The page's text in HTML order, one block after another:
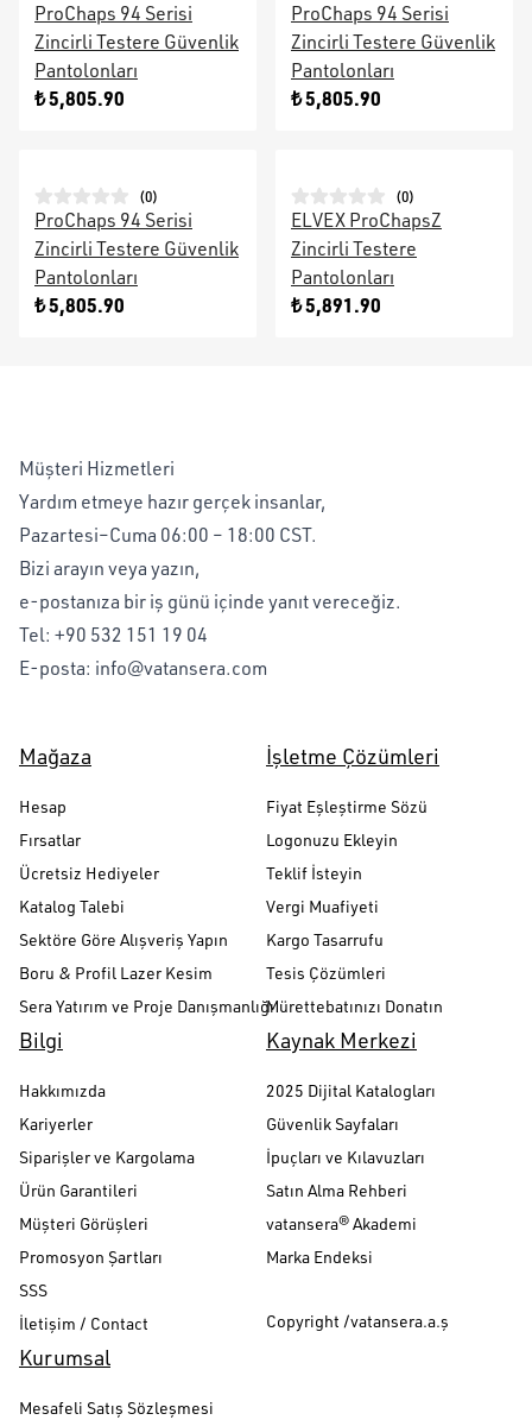
ProChaps 94 Serisi
Zincirli Testere Güvenlik
Pantolonları
₺ 5,805.90
ProChaps 94 Serisi
Zincirli Testere Güvenlik
Pantolonları
₺ 5,805.90
(0)
ProChaps 94 Serisi
Zincirli Testere Güvenlik
Pantolonları
₺ 5,805.90
(0)
ELVEX ProChapsZ
Zincirli Testere
Pantolonları
₺ 5,891.90
Müşteri Hizmetleri
Yardım etmeye hazır gerçek insanlar,
Pazartesi–Cuma 06:00 – 18:00 CST.
Bizi arayın veya yazın,
e-postanıza bir iş günü içinde yanıt vereceğiz.
Tel: +90 532 151 19 04
E-posta: info@vatansera.com
Mağaza
Hesap
Fırsatlar
Ücretsiz Hediyeler
Katalog Talebi
Sektöre Göre Alışveriş Yapın
Boru & Profil Lazer Kesim
Sera Yatırım ve Proje Danışmanlığı
İşletme Çözümleri
Fiyat Eşleştirme Sözü
Logonuzu Ekleyin
Teklif İsteyin
Vergi Muafiyeti
Kargo Tasarrufu
Tesis Çözümleri
Mürettebatınızı Donatın
Bilgi
Hakkımızda
Kariyerler
Siparişler ve Kargolama
Ürün Garantileri
Müşteri Görüşleri
Promosyon Şartları
SSS
İletişim / Contact
Kaynak Merkezi
2025 Dijital Katalogları
Güvenlik Sayfaları
İpuçları ve Kılavuzları
Satın Alma Rehberi
vatansera® Akademi
Marka Endeksi
Copyright /vatansera.a.ş
Kurumsal
Mesafeli Satış Sözleşmesi